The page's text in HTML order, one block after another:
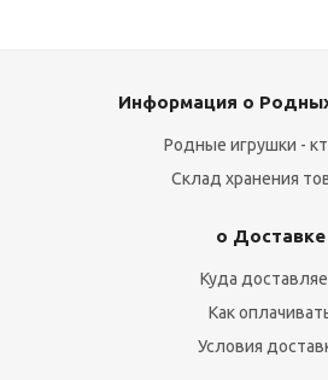
Информация о
Родные игрушки -
Склад хранения
о Доставке
Куда
Как
Условия